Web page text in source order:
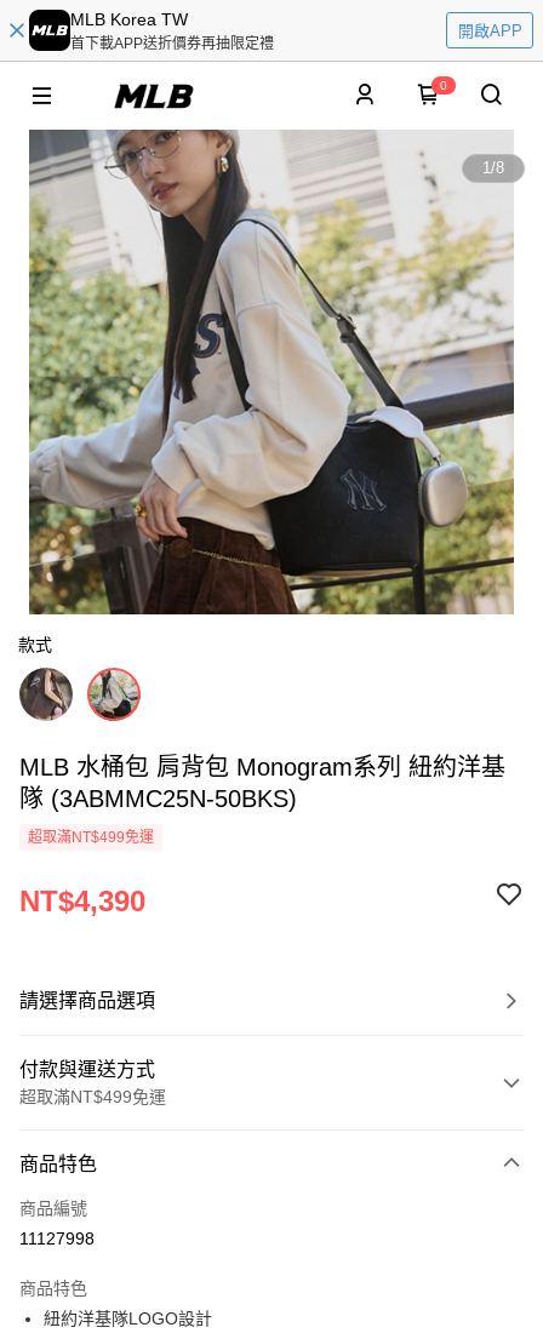
MLB Korea TW
首下載APP送折價券再抽限定禮
開啟APP
0
1/8
款式
MLB 水桶包 肩背包 Monogram系列 紐約洋基
隊 (3ABMMC25N-50BKS)
超取滿NT$499免運
NT$4,390
請選擇商品選項
付款與運送方式
超取滿NT$499免運
信用卡一次付款
超商取貨付款
Apple Pay
商品特色
商品編號
11127998
商品特色
紐約洋基隊LOGO設計